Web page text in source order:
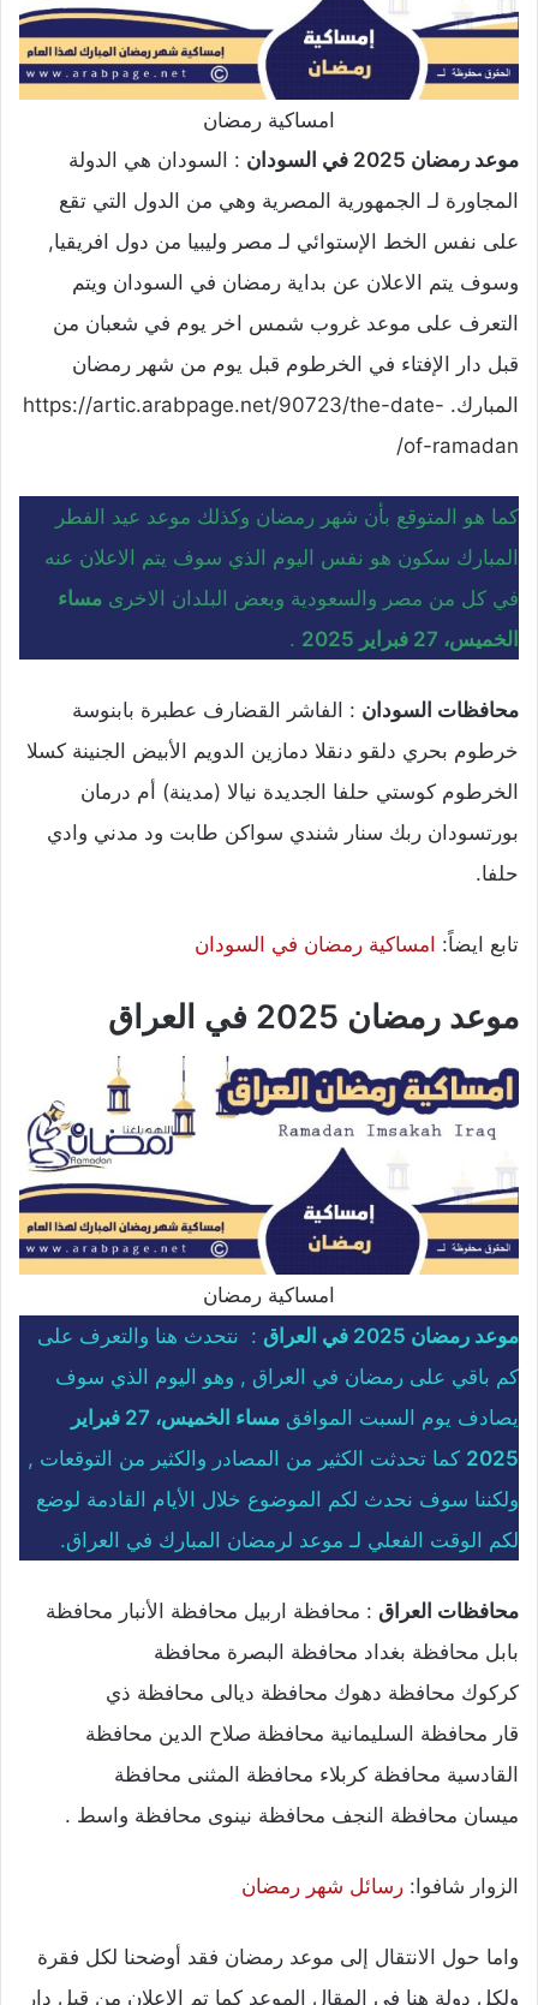
امساكية رمضان
موعد رمضان 2025 في السودان
: السودان هي الدولة
المجاورة لـ الجمهورية المصرية وهي من الدول التي تقع
على نفس الخط الإستوائي لـ مصر وليبيا من دول افريقيا,
وسوف يتم الاعلان عن بداية رمضان في السودان ويتم
التعرف على موعد غروب شمس اخر يوم في شعبان من
قبل دار الإفتاء في الخرطوم قبل يوم من شهر رمضان
المبارك. https://artic.arabpage.net/90723/the-date-
of-ramadan/
كما هو المتوقع بأن شهر رمضان وكذلك موعد عيد الفطر
المبارك سكون هو نفس اليوم الذي سوف يتم الاعلان عنه
في كل من مصر والسعودية وبعض البلدان الاخرى مساء
الخميس، 27 فبراير 2025
.
محافظات السودان : الفاشر القضارف عطبرة بابنوسة
خرطوم بحري دلقو دنقلا دمازين الدويم الأبيض الجنينة كسلا
الخرطوم كوستي حلفا الجديدة نيالا (مدينة) أم درمان
بورتسودان ربك سنار شندي سواكن طابت ود مدني وادي
حلفا.
تابع ايضاً: امساكية رمضان في السودان
موعد رمضان 2025 في العراق
امساكية رمضان
موعد رمضان 2025 في العراق
: نتحدث هنا والتعرف على
كم باقي على رمضان في العراق , وهو اليوم الذي سوف
يصادف يوم السبت الموافق
مساء الخميس، 27 فبراير
2025 كما تحدثت الكثير من المصادر والكثير من التوقعات ,
ولكننا سوف نحدث لكم الموضوع خلال الأيام القادمة لوضع
لكم الوقت الفعلي لـ موعد لرمضان المبارك في العراق.
محافظات العراق : محافظة اربيل محافظة الأنبار محافظة
بابل محافظة بغداد محافظة البصرة محافظة
كركوك محافظة دهوك محافظة ديالى محافظة ذي
قار محافظة السليمانية محافظة صلاح الدين محافظة
القادسية محافظة كربلاء محافظة المثنى محافظة
ميسان محافظة النجف محافظة نينوى محافظة واسط .
الزوار شافوا: رسائل شهر رمضان
واما حول الانتقال إلى موعد رمضان فقد أوضحنا لكل فقرة
ولكل دولة هنا في المقال الموعد كما تم الإعلان من قبل دار